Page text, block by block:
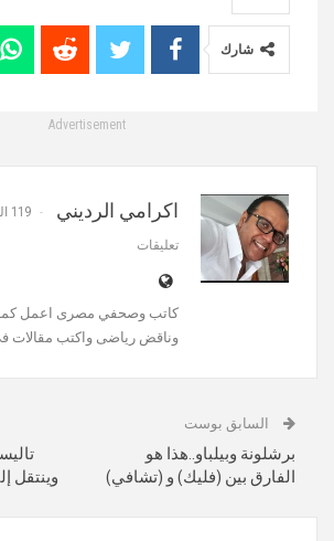
شارك
Advertisement
اكرامي الرديني 119 المشاركات
تعليقات
كاتب وصحفي مصرى اعمل
وناقض رياضى واكتب مقالات
السابق بوست
برشلونة وبيلباو..هذا هو
الفارق بين (فليك) و (تشافي)
وينتقل